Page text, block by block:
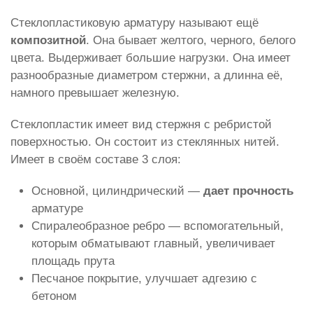
Стеклопластиковую арматуру называют ещё
композитной. Она бывает желтого, черного, белого
цвета. Выдерживает большие нагрузки. Она имеет
разнообразные диаметром стержни, а длинна её,
намного превышает железную.
Стеклопластик имеет вид стержня с ребристой
поверхностью. Он состоит из стеклянных нитей.
Имеет в своём составе 3 слоя:
Основной, цилиндрический — дает прочность
арматуре
Спиралеобразное ребро — вспомогательный,
которым обматывают главный, увеличивает
площадь прута
Песчаное покрытие, улучшает адгезию с
бетоном